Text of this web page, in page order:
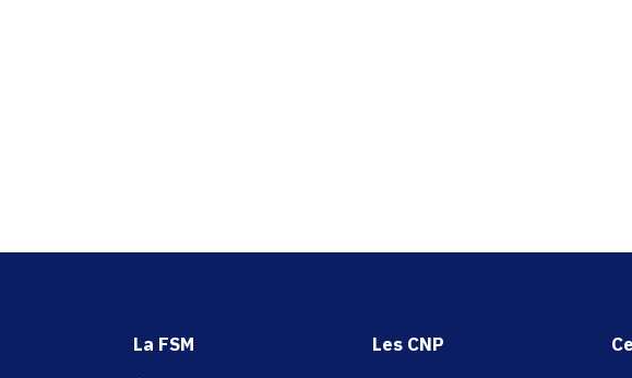
La FSM Les CNP